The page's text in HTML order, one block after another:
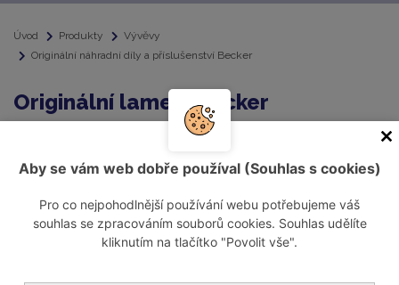
Úvod Produkty
Vývěvy
Originální náhradní díly a příslušenství Becker
Originální lamely Becker
lamely Becker.
originální lamely Becker
naleznetezde.
Aby se vám web dobře používal (Souhlas s cookies)
Pro co nejpohodlnější používání webu potřebujeme váš
souhlas se zpracováním souborů cookies. Souhlas udělíte
kliknutím na tlačítko "Povolit vše".